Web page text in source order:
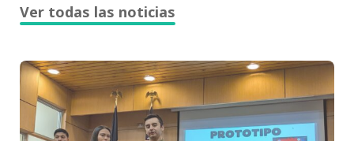
Ver todas las noticias